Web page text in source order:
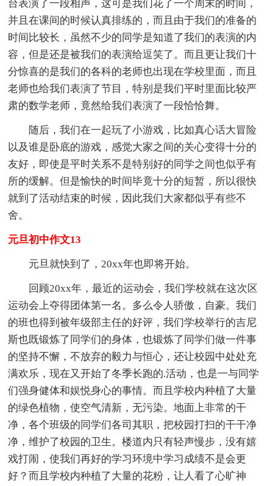
台表演了一段相声，这可是我们花了一个周末的时间，
并且在课间的时候认真排练的，而且由于我们的准备的
时间比较长，虽然不少的同学是知道了我们的表演的内
容，但是还是被我们的表演给逗笑了。而且更让我们十
分惊喜的是我们的各科的老师也出现在学校里面，而且
老师也给我们表演了节目，特别是我们平时里面比较严
肃的数学老师，竟然给我们表演了一段恰恰舞。
随后，我们在一起玩了小游戏，比如真心话大冒险
以及谁是卧底的游戏，感觉大家之间的关心变得十分的
友好，即使是平时关系不是特别好的同学之间也似乎有
所的缓解。但是愉快的时间毕竟十分的短暂，所以很快
就到了活动结束的时候，因此我们大家都似乎有些不
舍。
元旦初中作文13
元旦就快到了，20xx年也即将开始。
回顾20xx年，最近的运动会，我们学校就在这次区
运动会上夺得团体第一名。多么令人骄傲，自豪。我们
的班也得到被年级部主任的好评，我们学校举行的吉尼
斯也既锻炼了同学们的身体，也锻炼了同学们做一件事
的坚持不懈，不放弃的毅力与恒心，还让校园中处处充
满欢乐，现在又开始了冬季长跑的.活动，也是一与同学
们强身健体和娱悦身心的事情。而且学校内种植了大量
的绿色植物，使空气清新，无污染。地面上非常的干
净，各个班级的同学们各司其职，把校园打扫的干干净
净，维护了校园的卫生。楼道内只有轻声慢步，没有嬉
戏打闹，使我们再好的学习环境中学习成绩不是会更
好？而且学校内种植了大量的花粉，让人看了心旷神